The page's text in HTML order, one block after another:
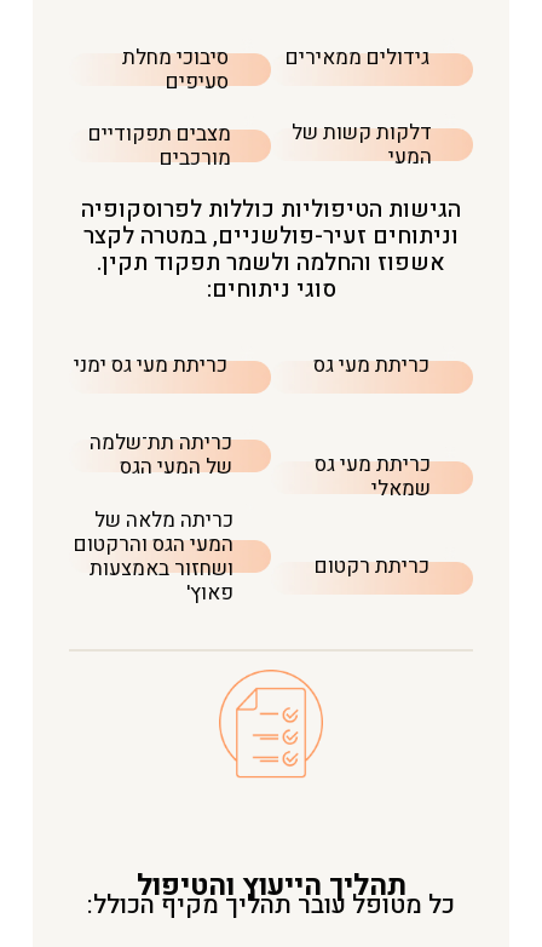
גידולים ממאירים
דלקות קשות של
המעי
סיבוכי מחלת
סעיפים
מצבים תפקודיים
מורכבים
הגישות הטיפוליות כוללות לפרוסקופיה
וניתוחים זעיר-פולשניים, במטרה לקצר
אשפוז והחלמה ולשמר תפקוד תקין.
סוגי ניתוחים:
כריתת מעי גס
כריתת מעי גס
שמאלי
כריתת רקטום
כריתת מעי גס ימני
כריתה תת־שלמה
של המעי הגס
כריתה מלאה של
המעי הגס והרקטום
ושחזור באמצעות
פאוץ'
תהליך הייעוץ והטיפול
כל מטופל עובר תהליך מקיף הכולל: